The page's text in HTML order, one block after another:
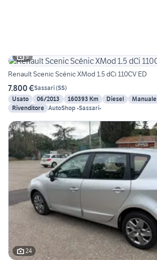
9
Renault Scenic Scénic XMod 1.5 dCi 110CV ED
7.800 €Sassari(SS)
Usato
06/2013 160393 Km Diesel Manuale
Rivenditore AutoShop -Sassari-
24